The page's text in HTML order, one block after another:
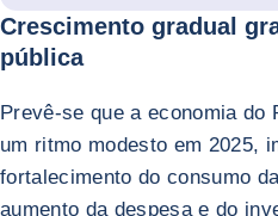
Crescimento gradual
pública
Prevê-se que a economia do
um ritmo modesto em 2025,
fortalecimento do consumo
aumento da despesa e do